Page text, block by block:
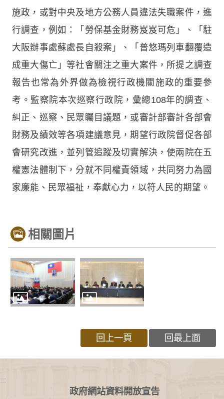
施政，或對中央及地方公務人員違法失職案件，進
行調查，例如：「勞保基金財務岌岌可危」、「駐
大阪辦事處蘇處長自殺案」、「普悠瑪列車翻覆造
成重大傷亡」等社會關注之重大案件，所提之調查
報告也常為外界做為檢視行政機關施政的重要參
考。監察院本次巡察行政院，彙總108年的調查、
糾正、巡察、民眾矚目議題，或審計部審計各部會
財務及績效等各項建議意見，期望行政院督促各部
會研究改進，並列管追蹤及切實解決，使兩院在五
權憲法體制下，分就不同權責領域，共同努力為國
家廉能、民眾福祉，奉獻心力，以符人民的期望。
相關圖片
回上一頁 回最上面
:::
政府網站資料開放宣告